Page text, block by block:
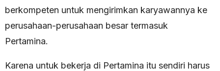
berkompeten untuk mengirimkan karyawannya ke
perusahaan-perusahaan besar termasuk
Pertamina.
Karena untuk bekerja di Pertamina itu sendiri harus